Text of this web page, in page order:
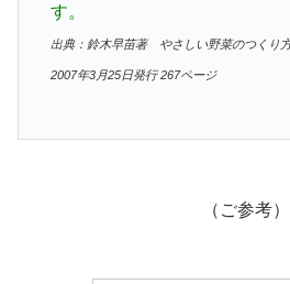
す。
出典：鈴木早苗著 やさしい野菜のつく
2007年3月25日発行 267ページ
（ご参考）